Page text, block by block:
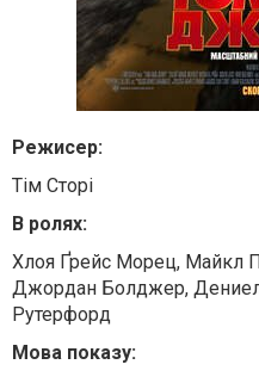
Режисер:
Тім Сторі
В ролях:
Хлоя Ґрейс Морец, Майкл
Джордан Болджер, Дениел
Рутерфорд
Мова показу: